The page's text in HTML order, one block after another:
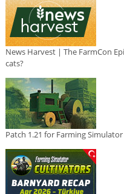
News Harvest | The FarmCon
cats?
Patch 1.21 for Farming